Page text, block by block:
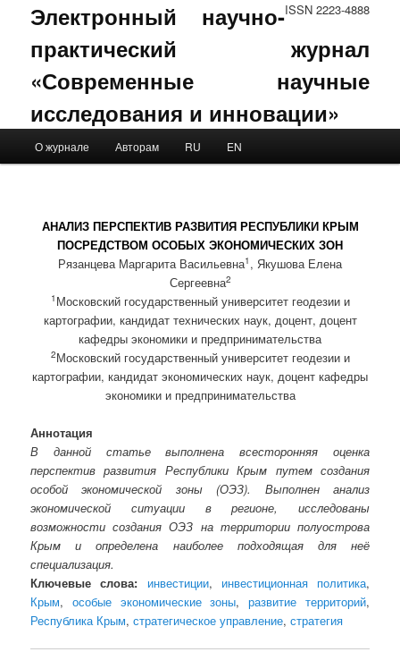
ISSN 2223-4888
Электронный научно-
практический журнал
«Современные научные
исследования и инновации»
Skip to primary content
Skip to secondary content
О журнале Авторам RU EN
АНАЛИЗ ПЕРСПЕКТИВ РАЗВИТИЯ РЕСПУБЛИКИ КРЫМ
ПОСРЕДСТВОМ ОСОБЫХ ЭКОНОМИЧЕСКИХ ЗОН
Рязанцева Маргарита Васильевна1 , Якушова Елена
Сергеевна2
1 Московский государственный университет геодезии и
картографии, кандидат технических наук, доцент, доцент
кафедры экономики и предпринимательства
2Московский государственный университет геодезии и
картографии, кандидат экономических наук, доцент кафедры
экономики и предпринимательства
Аннотация
В данной статье выполнена всесторонняя оценка
перспектив развития Республики Крым путем создания
особой экономической зоны (ОЭЗ). Выполнен анализ
экономической ситуации в регионе, исследованы
возможности создания ОЭЗ на территории полуострова
Крым и определена наиболее подходящая для неё
специализация.
Ключевые слова:
инвестиции, инвестиционная политика,
Крым, особые экономические зоны,развитие территорий,
Республика Крым,стратегическое управление,стратегия